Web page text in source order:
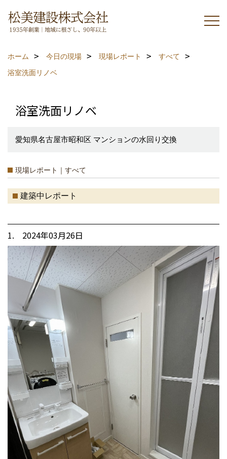
ホーム 今日の現場 現場レポート
すべて
浴室洗面リノベ
浴室洗面リノベ
愛知県名古屋市昭和区 マンションの水回り交換
現場レポート｜すべて
建築中レポート
1. 2024年03月26日